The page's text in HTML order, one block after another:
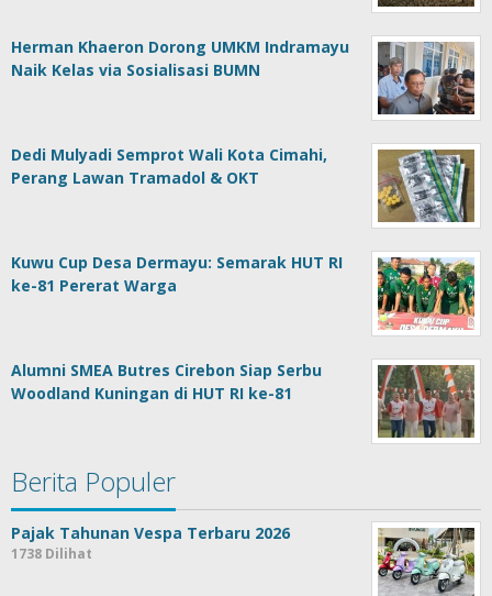
Herman Khaeron Dorong UMKM Indramayu
Naik Kelas via Sosialisasi BUMN
Dedi Mulyadi Semprot Wali Kota Cimahi,
Perang Lawan Tramadol & OKT
Kuwu Cup Desa Dermayu: Semarak HUT RI
ke-81 Pererat Warga
Alumni SMEA Butres Cirebon Siap Serbu
Woodland Kuningan di HUT RI ke-81
Berita Populer
Pajak Tahunan Vespa Terbaru 2026
1738 Dilihat